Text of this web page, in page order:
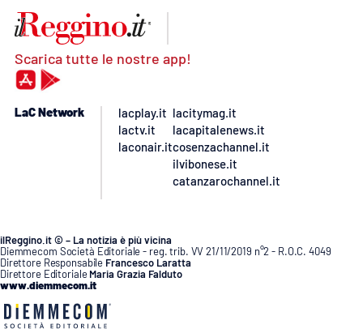
Scarica tutte le nostre app!
LaC Network
lacplay.it
lactv.it
laconair.it
lacitymag.it
lacapitalenews.it
cosenzachannel.it
ilvibonese.it
catanzarochannel.it
ilReggino.it © – La notizia è più vicina
Diemmecom Società Editoriale - reg. trib. VV 21/11/2019 n°2 - R.O.C. 4049
Direttore Responsabile Francesco Laratta
Direttore Editoriale Maria Grazia Falduto
www.diemmecom.it